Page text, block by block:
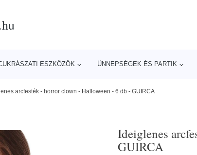
ESZKÖZÖK ÜNNEPSÉGEK ÉS PARTIK
arcfesték - horror clown - Halloween - 6 db - GUIRCA
Ideiglenes
GUIRCA